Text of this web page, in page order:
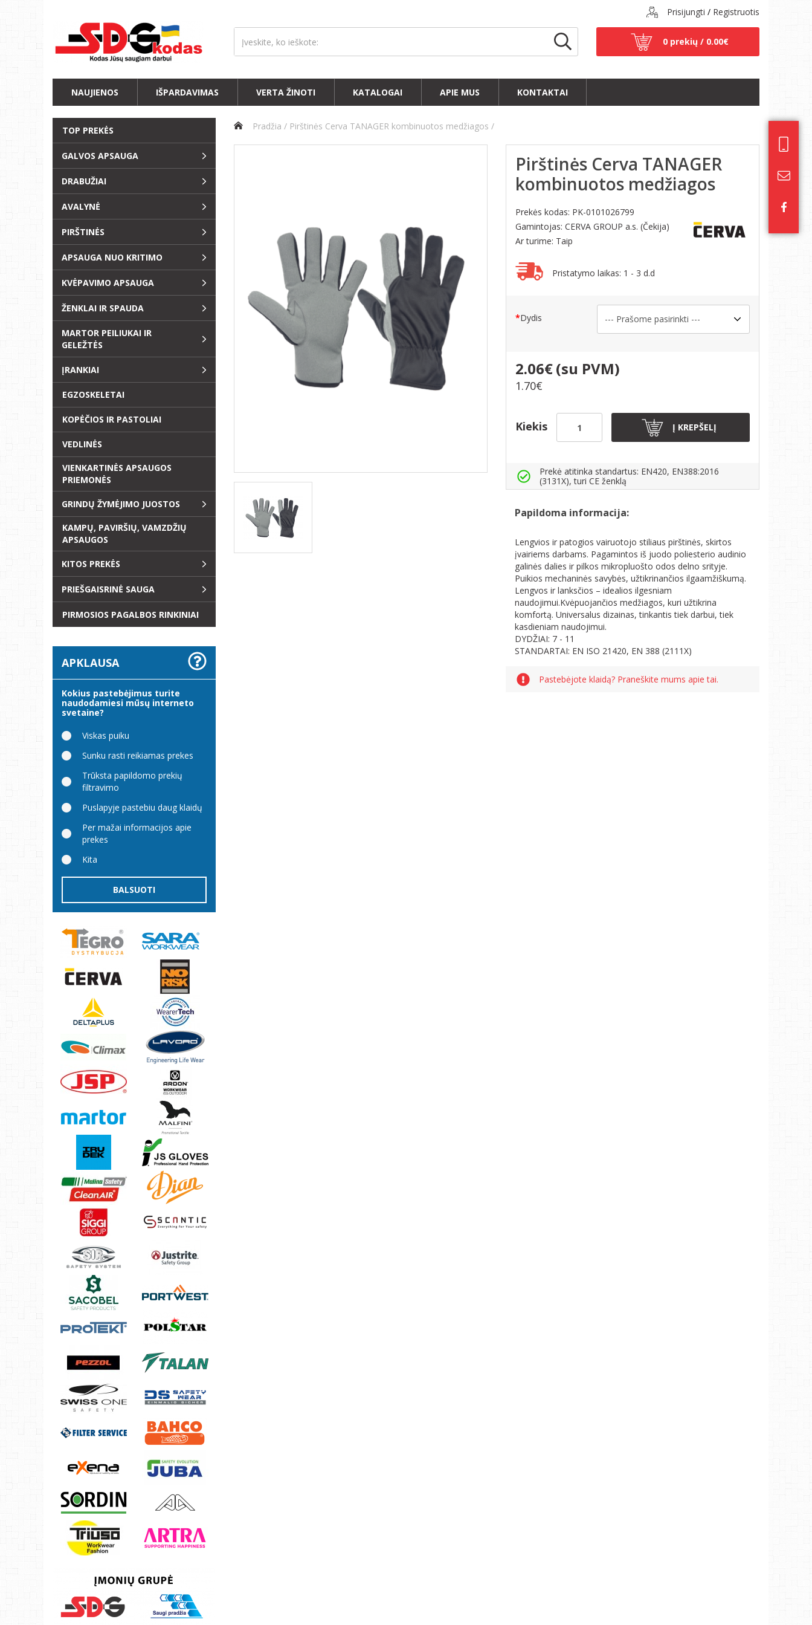
Prisijungti / Registruotis
0 prekių / 0.00€
NAUJIENOS IŠPARDAVIMAS VERTA ŽINOTI KATALOGAI APIE MUS KONTAKTAI
TOP PREKĖS
GALVOS APSAUGA
DRABUŽIAI
AVALYNĖ
PIRŠTINĖS
APSAUGA NUO KRITIMO
KVĖPAVIMO APSAUGA
ŽENKLAI IR SPAUDA
MARTOR PEILIUKAI IR
GELEŽTĖS
ĮRANKIAI
EGZOSKELETAI
KOPĖČIOS IR PASTOLIAI
VEDLINĖS
VIENKARTINĖS APSAUGOS
PRIEMONĖS
GRINDŲ ŽYMĖJIMO JUOSTOS
KAMPŲ, PAVIRŠIŲ, VAMZDŽIŲ
APSAUGOS
KITOS PREKĖS
PRIEŠGAISRINĖ SAUGA
PIRMOSIOS PAGALBOS RINKINIAI
APKLAUSA
Kokius pastebėjimus turite
naudodamiesi mūsų interneto
svetaine?
Viskas puiku
Sunku rasti reikiamas prekes
Trūksta papildomo prekių
filtravimo
Puslapyje pastebiu daug klaidų
Per mažai informacijos apie
prekes
Kita
BALSUOTI
Pradžia Pirštinės Cerva TANAGER kombinuotos medžiagos
Pirštinės Cerva TANAGER
kombinuotos medžiagos
Prekės kodas: PK-0101026799
Gamintojas: CERVA GROUP a.s. (Čekija)
Ar turime: Taip
Pristatymo laikas: 1 - 3 d.d
Dydis
2.06€(su PVM)
1.70€
Kiekis Į KREPŠELĮ
Prekė atitinka standartus: EN420, EN388:2016
(3131X), turi CE ženklą
Papildoma informacija:
Lengvios ir patogios vairuotojo stiliaus pirštinės, skirtos
įvairiems darbams. Pagamintos iš juodo poliesterio audinio
galinės dalies ir pilkos mikropluošto odos delno srityje.
Puikios mechaninės savybės, užtikrinančios ilgaamžiškumą.
Lengvos ir lanksčios – idealios ilgesniam
naudojimui.Kvėpuojančios medžiagos, kuri užtikrina
komfortą. Universalus dizainas, tinkantis tiek darbui, tiek
kasdieniam naudojimui.
DYDŽIAI: 7 - 11
STANDARTAI: EN ISO 21420, EN 388 (2111X)
Pastebėjote klaidą? Praneškite mums apie tai.